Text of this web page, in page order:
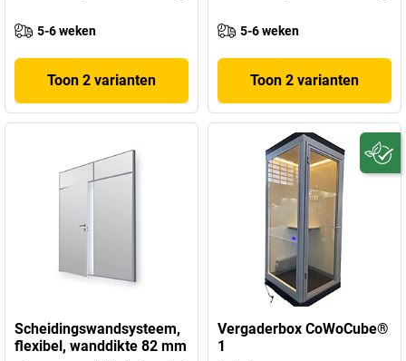
5-6 weken
Toon 2 varianten
5-6 weken
Toon 2 varianten
Scheidingswandsysteem,
flexibel, wanddikte 82 mm
Vergaderbox CoWoCube®
1